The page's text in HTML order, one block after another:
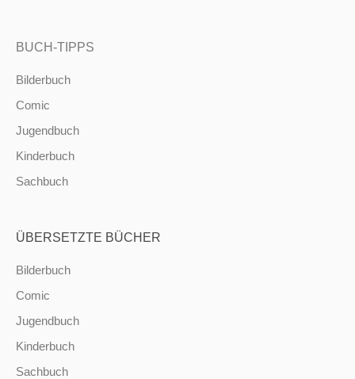
BUCH-TIPPS
Bilderbuch
Comic
Jugendbuch
Kinderbuch
Sachbuch
ÜBERSETZTE BÜCHER
Bilderbuch
Comic
Jugendbuch
Kinderbuch
Sachbuch